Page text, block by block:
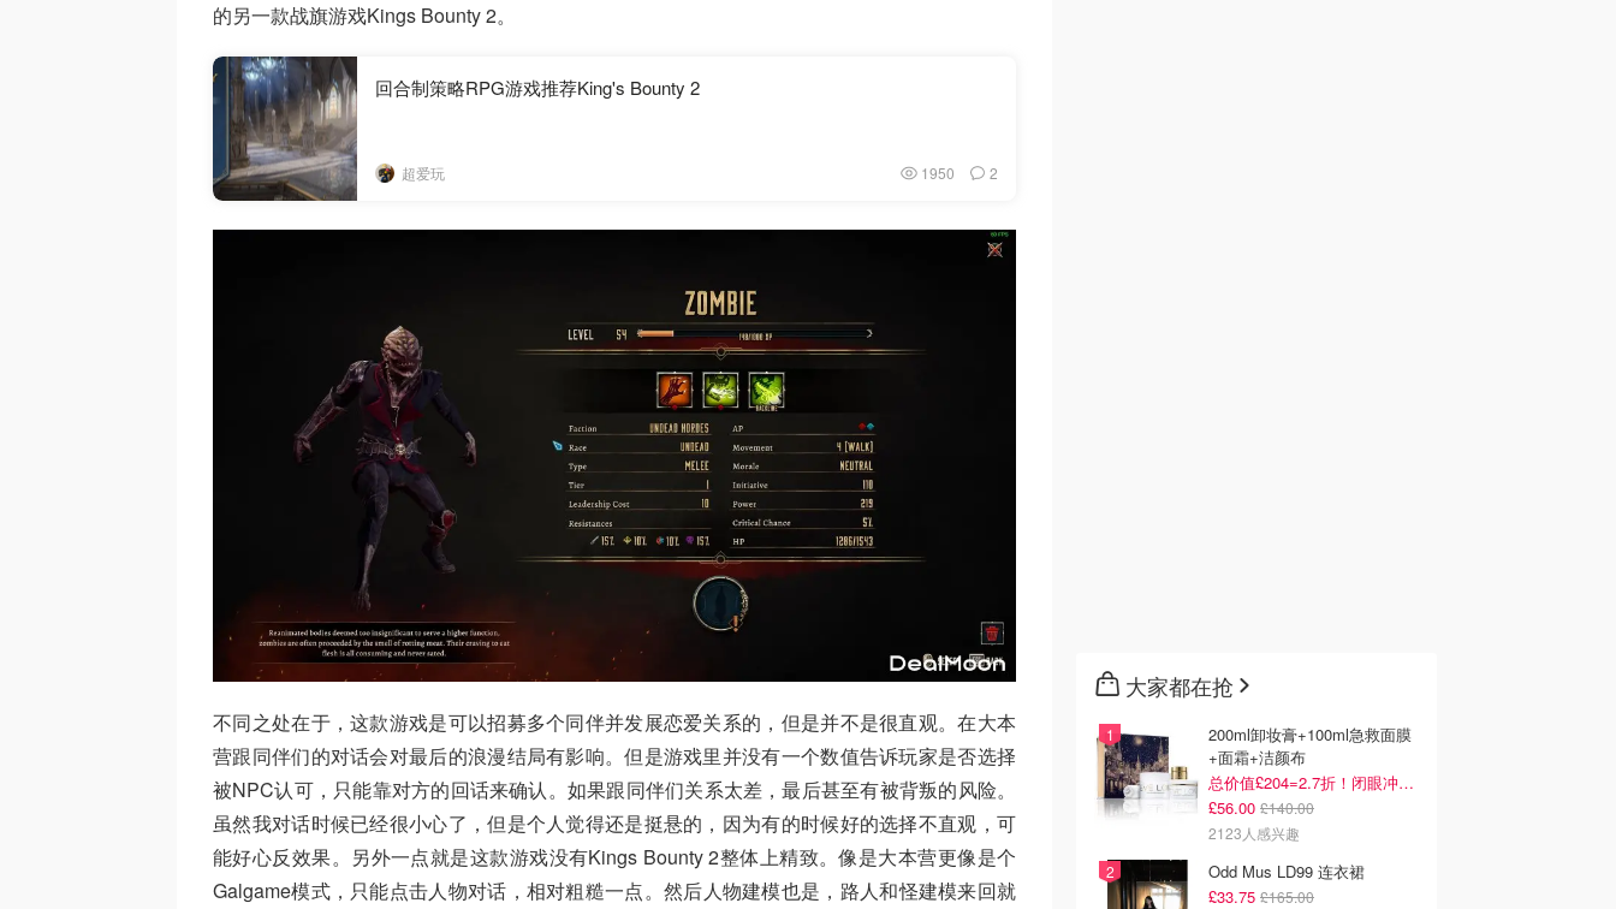
的另一款战旗游戏Kings Bounty 2。
回合制策略RPG游戏推荐King's Bounty 2
超爱玩 1950 2
不同之处在于，这款游戏是可以招募多个同伴并发展恋爱关系的，但是并不是很直观。在大本
营跟同伴们的对话会对最后的浪漫结局有影响。但是游戏里并没有一个数值告诉玩家是否选择
被NPC认可，只能靠对方的回话来确认。如果跟同伴们关系太差，最后甚至有被背叛的风险。
虽然我对话时候已经很小心了，但是个人觉得还是挺悬的，因为有的时候好的选择不直观，可
能好心反效果。另外一点就是这款游戏没有Kings Bounty 2整体上精致。像是大本营更像是个
Galgame模式，只能点击人物对话，相对粗糙一点。然后人物建模也是，路人和怪建模来回就
大家都在抢
200ml卸妆膏+100ml急救面膜
+面霜+洁颜布
总价值£204=2.7折！闭眼冲这套！
£56.00 £140.00
2123人感兴趣
Odd Mus LD99 连衣裙
£33.75 £165.00